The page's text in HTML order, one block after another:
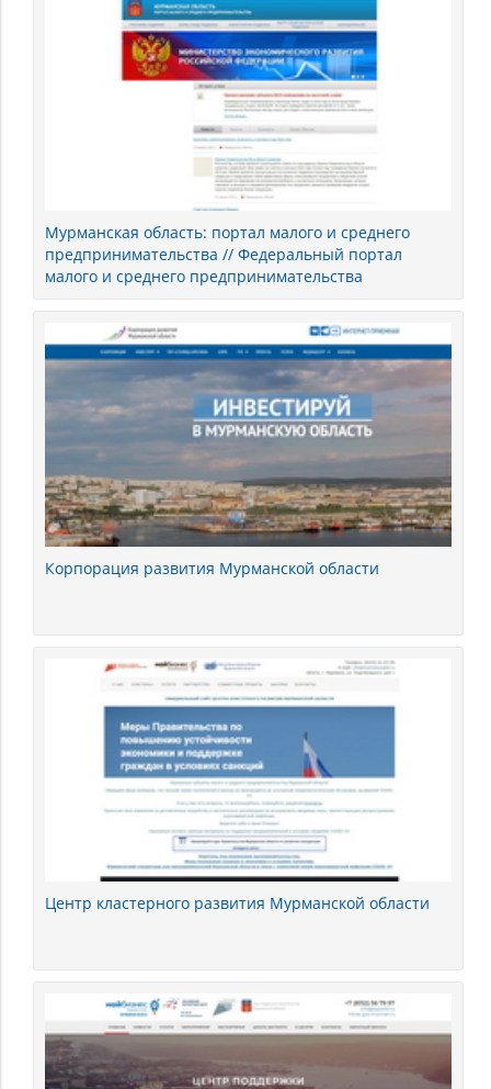
Мурманская область: портал малого и среднего
предпринимательства // Федеральный портал
малого и среднего предпринимательства
Корпорация развития Мурманской области
Центр кластерного развития Мурманской области